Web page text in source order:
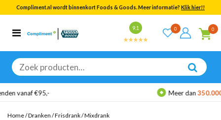
Compliment.nl wordt binnenkort Foods & Goods. Meer informatie? Klik hier!!
9.1 0 0
Zoeken
naar:
Categorieën
Bekijk alle resultaten
350.000klanten gingen je
Home/Dranken /Frisdrank/Mixdrank